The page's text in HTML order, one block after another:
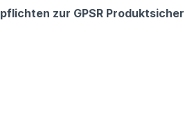
zur GPSR